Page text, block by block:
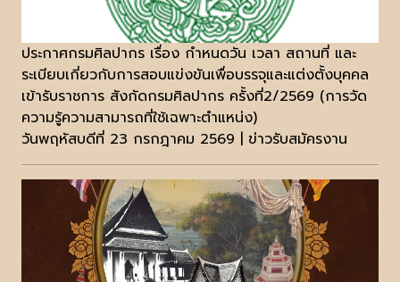
ประกาศกรมศิลปากร เรื่อง กำหนดวัน เวลา สถานที่ และ
ระเบียบเกี่ยวกับการสอบแข่งขันเพื่อบรรจุและแต่งตั้งบุคคล
เข้ารับราชการ สังกัดกรมศิลปากร ครั้งที่2/2569 (การวัด
ความรู้ความสามารถที่ใช้เฉพาะตำแหน่ง)
วันพฤหัสบดีที่ 23 กรกฎาคม 2569 | ข่าวรับสมัครงาน